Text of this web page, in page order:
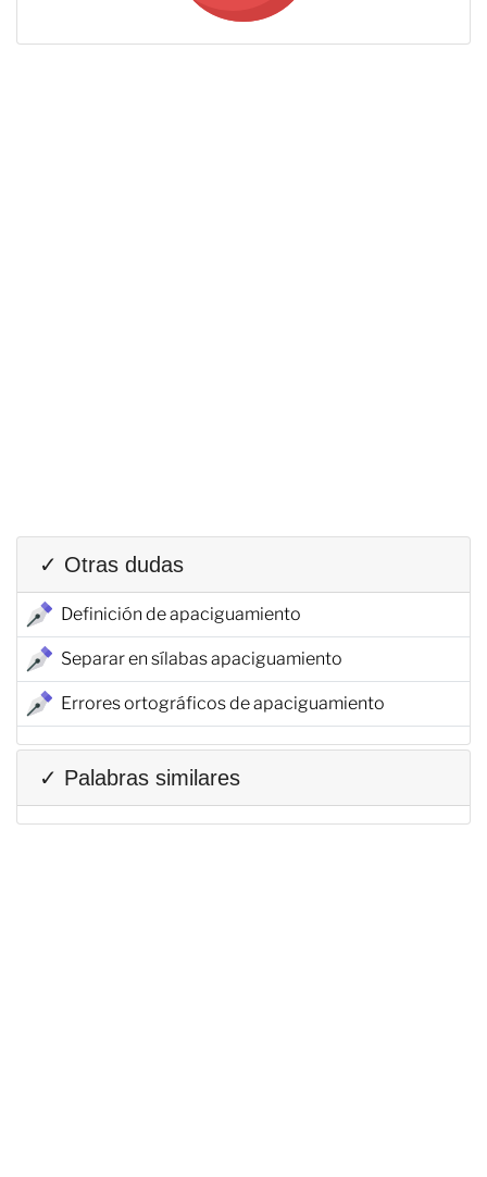
✓ Otras dudas
Definición de apaciguamiento
Separar en sílabas apaciguamiento
Errores ortográficos de apaciguamiento
✓ Palabras similares